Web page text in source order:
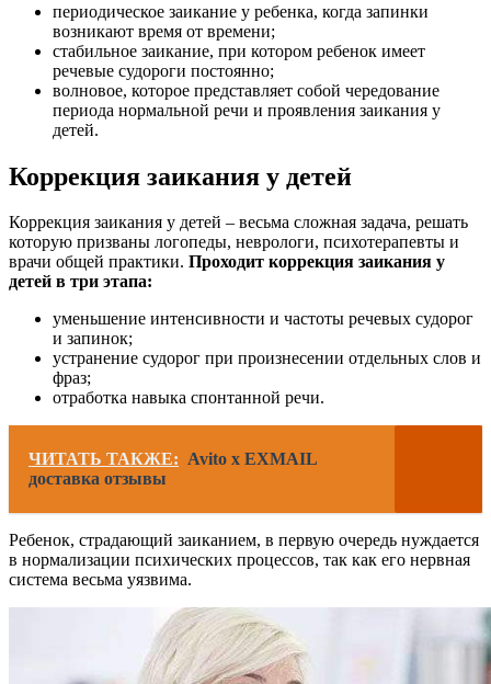
периодическое заикание у ребенка, когда запинки
возникают время от времени;
стабильное заикание, при котором ребенок имеет
речевые судороги постоянно;
волновое, которое представляет собой чередование
периода нормальной речи и проявления заикания у
детей.
Коррекция заикания у детей
Коррекция заикания у детей – весьма сложная задача, решать
которую призваны логопеды, неврологи, психотерапевты и
врачи общей практики. Проходит коррекция заикания у
детей в три этапа:
уменьшение интенсивности и частоты речевых судорог
и запинок;
устранение судорог при произнесении отдельных слов и
фраз;
отработка навыка спонтанной речи.
ЧИТАТЬ ТАКЖЕ: Avito x EXMAIL
доставка отзывы
Ребенок, страдающий заиканием, в первую очередь нуждается
в нормализации психических процессов, так как его нервная
система весьма уязвима.